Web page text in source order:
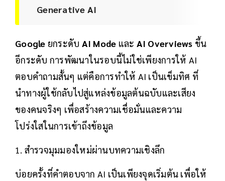
Generative AI
Google ยกระดับ AI Mode และ AI Overviews ขึ้น
อีกระดับ การพัฒนาในรอบนี้ไม่ใช่เพียงการให้ AI
ตอบคำถามสั้นๆ แต่คือการทำให้ AI เป็นเข็มทิศ ที่
นำทางผู้ใช้กลับไปสู่แหล่งข้อมูลต้นฉบับและเสียง
ของคนจริงๆ เพื่อสร้างความเชื่อมั่นและความ
โปร่งใสในการเข้าถึงข้อมูล
1. สำรวจมุมมองใหม่ผ่านบทความเชิงลึก
บ่อยครั้งที่คำตอบจาก AI เป็นเพียงจุดเริ่มต้น เพื่อให้